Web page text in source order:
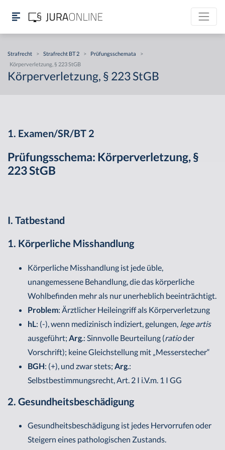
Strafrecht > Strafrecht BT 2 > Prüfungsschemata
>
Körperverletzung, § 223 StGB
Körperverletzung, § 223 StGB
1. Examen/SR/BT 2
Prüfungsschema: Körperverletzung, §
223 StGB
I. Tatbestand
1. Körperliche Misshandlung
Körperliche Misshandlung ist jede üble,
unangemessene Behandlung, die das körperliche
Wohlbefinden mehr als nur unerheblich beeinträchtigt.
Problem: Ärztlicher Heileingriff als Körperverletzung
hL : (-), wenn medizinisch indiziert, gelungen, lege artis
ausgeführt; Arg .: Sinnvolle Beurteilung (ratioder
Vorschrift); keine Gleichstellung mit „Messerstecher“
BGH: (+), und zwar stets; Arg .:
Selbstbestimmungsrecht, Art. 2 I i.V.m. 1 I GG
2. Gesundheitsbeschädigung
Gesundheitsbeschädigung ist jedes Hervorrufen oder
Steigern eines pathologischen Zustands.